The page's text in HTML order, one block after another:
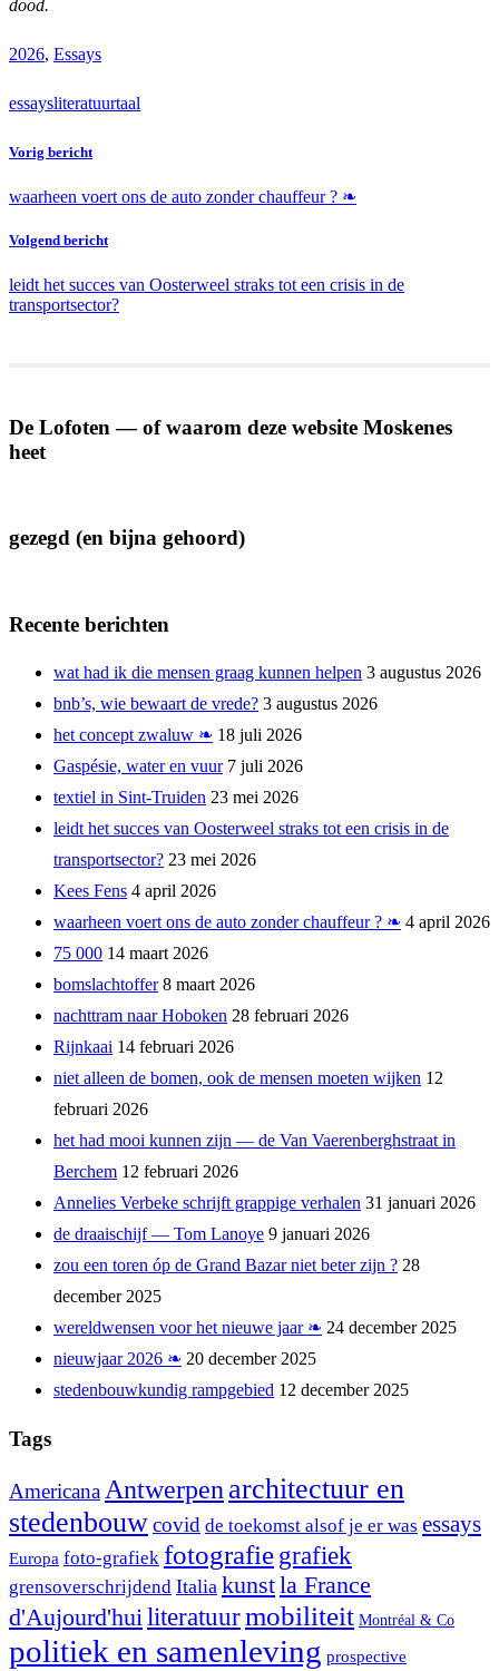
dood.
2026, Essays
essaysliteratuurtaal
Vorig bericht
waarheen voert ons de auto zonder chauffeur ? ❧
Volgend bericht
leidt het succes van Oosterweel straks tot een crisis in de
transportsector?
De Lofoten — of waarom deze website Moskenes
heet
gezegd (en bijna gehoord)
Recente berichten
wat had ik die mensen graag kunnen helpen 3 augustus 2026
bnb’s, wie bewaart de vrede? 3 augustus 2026
het concept zwaluw ❧ 18 juli 2026
Gaspésie, water en vuur 7 juli 2026
textiel in Sint-Truiden 23 mei 2026
leidt het succes van Oosterweel straks tot een crisis in de
transportsector? 23 mei 2026
Kees Fens 4 april 2026
waarheen voert ons de auto zonder chauffeur ? ❧ 4 april 2026
75 000 14 maart 2026
bomslachtoffer 8 maart 2026
nachttram naar Hoboken 28 februari 2026
Rijnkaai 14 februari 2026
niet alleen de bomen, ook de mensen moeten wijken 12
februari 2026
het had mooi kunnen zijn — de Van Vaerenberghstraat in
Berchem 12 februari 2026
Annelies Verbeke schrijft grappige verhalen 31 januari 2026
de draaischijf — Tom Lanoye 9 januari 2026
zou een toren óp de Grand Bazar niet beter zijn ? 28
december 2025
wereldwensen voor het nieuwe jaar ❧ 24 december 2025
nieuwjaar 2026 ❧ 20 december 2025
stedenbouwkundig rampgebied 12 december 2025
Tags
Americana Antwerpen architectuur en
stedenbouwcovid de toekomst alsof je er was essays
Europa foto-grafiek fotografie grafiek
grensoverschrijdend Italia kunstla France
d'Aujourd'hui literatuurmobiliteit Montréal & Co
politiek en samenleving prospective